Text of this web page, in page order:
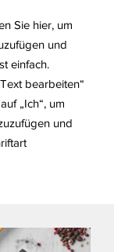
Sie hier, um
und
einfach.
bearbeiten“
„Ich“, um
und